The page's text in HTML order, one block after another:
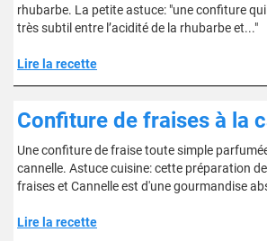
rhubarbe. La petite astuce: "une confiture
très subtil entre l’acidité de la rhubarbe et..."
Lire la recette
Confiture de fraises à la
Une confiture de fraise toute simple
cannelle. Astuce cuisine: cette préparation
fraises et Cannelle est d'une gourmandise
Lire la recette